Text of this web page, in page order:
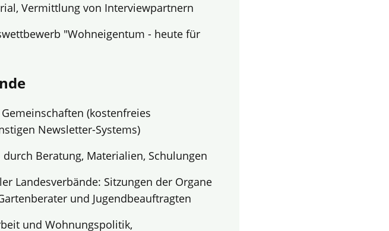
Vermittlung von Interviewpartnern
"Wohneigentum - heute für
(kostenfreies
Newsletter-Systems)
Beratung, Materialien, Schulungen
Landesverbände: Sitzungen der Organe
und Jugendbeauftragten
und Wohnungspolitik,